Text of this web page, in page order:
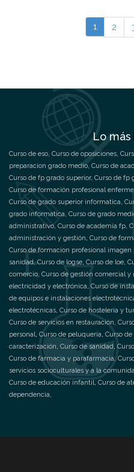
1 2
Lo más
Curso de eso, Curso de oposiciones,
preparacion grado medio, Curso de
Curso de fp grado superior, Curso de fp
Curso de formación profesional
Curso de grado superior informatica,
grado informatica, Curso de grado
administrativo, Curso de academia fp,
administración y gestión, Curso de
Curso de formacion profesional imagen
sanidad,Curso de logse, Curso de loe,
comercio, Curso de gestión comercial y
electricidad y electrónica, Curso de
de equipos e instalaciones
electrotécnicas, Curso de hostelería y
Curso de servicios en restauración,
personal, Curso de peluquería, Curso
caracterización, Curso de sanidad,
Curso de farmacia y parafarmacia,
servicios socioculturales y a la
Curso de educación infantil, Curso de
dependencia,